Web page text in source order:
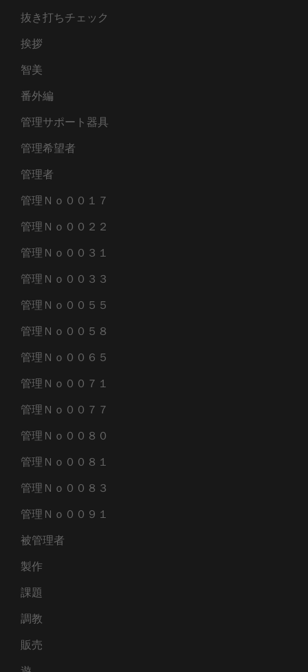
抜き打ちチェック
挨拶
智美
番外編
管理サポート器具
管理希望者
管理者
管理Ｎｏ００１７
管理Ｎｏ００２２
管理Ｎｏ００３１
管理Ｎｏ００３３
管理Ｎｏ００５５
管理Ｎｏ００５８
管理Ｎｏ００６５
管理Ｎｏ００７１
管理Ｎｏ００７７
管理Ｎｏ００８０
管理Ｎｏ００８１
管理Ｎｏ００８３
管理Ｎｏ００９１
被管理者
製作
課題
調教
販売